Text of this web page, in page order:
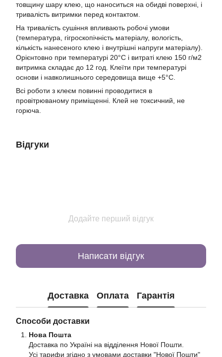
товщину шару клею, що наноситься на обидві поверхні, і
тривалість витримки перед контактом.
На тривалість сушіння впливають робочі умови
(температура, гігроскопічність матеріалу, вологість,
кількість нанесеного клею і внутрішні напруги матеріалу).
Орієнтовно при температурі 20°С і витраті клею 150 г/м2
витримка складає до 12 год. Клеїти при температурі
основи і навколишнього середовища вище +5°С.
Всі роботи з клеєм повинні проводитися в
провітрюваному приміщенні. Клей не токсичний, не
горюча.
Відгуки
Додайте перший відгук
Написати відгук
Доставка Оплата Гарантія
Способи доставки
Нова Пошта
Доставка по Україні на відділення Нової Пошти.
Усі тарифи згідно з умовами доставки "Нової Пошти"